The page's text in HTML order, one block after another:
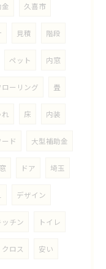
久喜市
見積 階段
ペット 内窓
ローリング 畳
床 内装
ド 大型補助金
ドア 埼玉
デザイン
ッチン トイレ
クロス 安い